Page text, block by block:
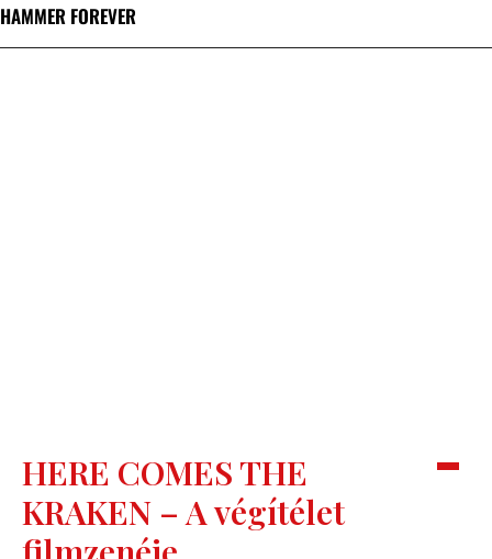
HAMMER FOREVER
HERE COMES THE
KRAKEN – A végítélet